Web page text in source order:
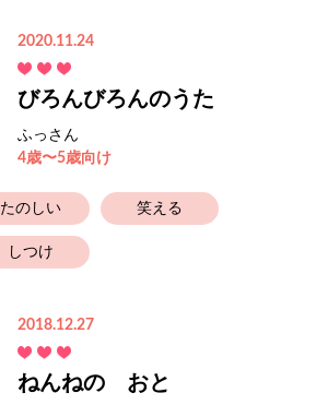
2020.11.24
びろんびろんのうた
ふっさん
4歳〜5歳向け
たのしい 笑える
しつけ
2018.12.27
ねんねの おと